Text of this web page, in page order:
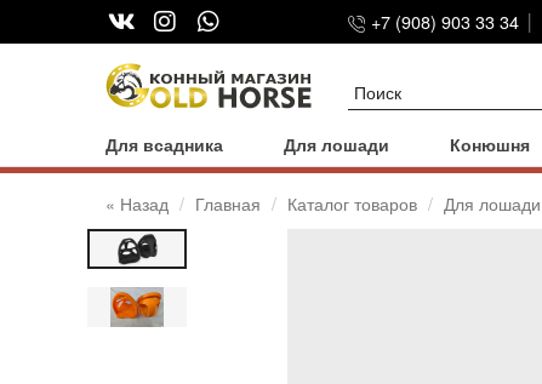
+7 (908) 903 33 34
Для всадника Для лошади Конюшня
« Назад Главная Каталог товаров Для лошади